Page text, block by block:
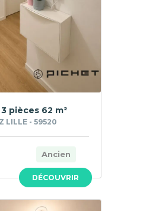
DÉCOUVRIR
pièces 62 m²
LILLE - 59520
Ancien